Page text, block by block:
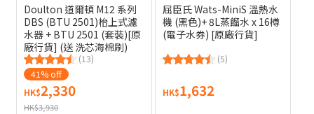
Doulton 道爾頓 M12 系列
DBS (BTU 2501)枱上式濾
水器 + BTU 2501 (套裝)[原
廠行貨] (送 洗芯海棉刷)
(13)
41% off
HK$2,330
HK$3,930
屈臣氏 Wats-MiniS 溫熱水
機 (黑色)+ 8L蒸餾水 x 16樽
(電子水券) [原廠行貨]
(5)
HK$1,632